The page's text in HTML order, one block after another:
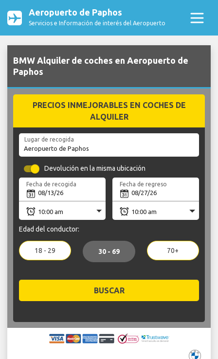
Aeropuerto de Paphos
Servicios e Información de interés del Aeropuerto
BMW Alquiler de coches en Aeropuerto de
Paphos
PRECIOS INMEJORABLES EN COCHES DE
ALQUILER
Lugar de recogida
Devolución en la misma ubicación
Fecha de recogida Fecha de regreso
Edad del conductor:
18 - 29 30 - 69 70+
BUSCAR